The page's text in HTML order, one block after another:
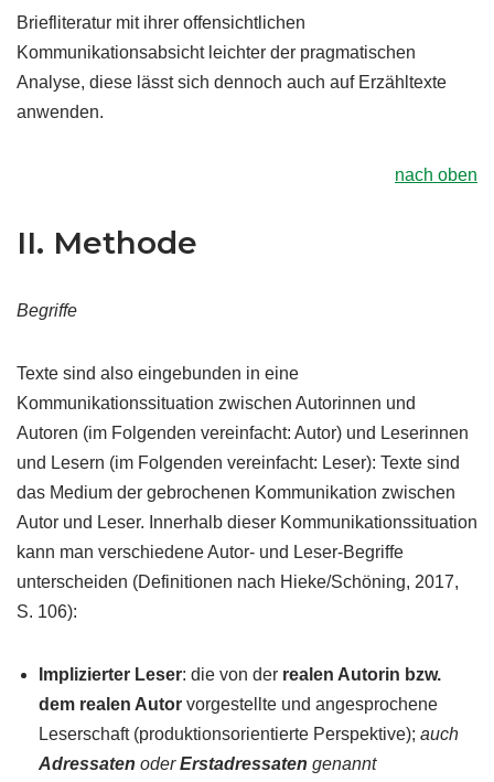
Briefliteratur mit ihrer offensichtlichen
Kommunikationsabsicht leichter der pragmatischen
Analyse, diese lässt sich dennoch auch auf Erzähltexte
anwenden.
nach oben
II. Methode
Begriffe
Texte sind also eingebunden in eine
Kommunikationssituation zwischen Autorinnen und
Autoren (im Folgenden vereinfacht: Autor) und Leserinnen
und Lesern (im Folgenden vereinfacht: Leser): Texte sind
das Medium der gebrochenen Kommunikation zwischen
Autor und Leser. Innerhalb dieser Kommunikationssituation
kann man verschiedene Autor- und Leser-Begriffe
unterscheiden (Definitionen nach Hieke/Schöning, 2017,
S. 106):
Implizierter Leser: die von der realen Autorin bzw.
dem realen Autor vorgestellte und angesprochene
Leserschaft (produktionsorientierte Perspektive); auch
Adressaten oderErstadressaten genannt